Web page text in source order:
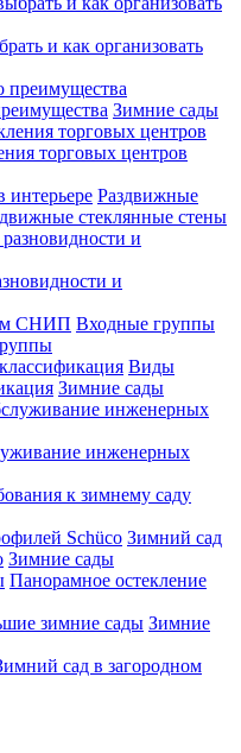
и как организовать
Зимние сады
торговых центров
Раздвижные
стеклянные стены
и
Входные группы
Виды
Зимние сады
инженерных
к зимнему саду
Зимний сад
Зимние сады
Панорамное остекление
зимние сады Зимние
сад в загородном